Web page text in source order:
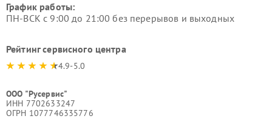
График работы:
ПН-ВСК с 9:00 до 21:00 без перерывов и выходных
Рейтинг сервисного центра
4.9-5.0
ООО "Русервис"
ИНН 7702633247
ОГРН 1077746335776